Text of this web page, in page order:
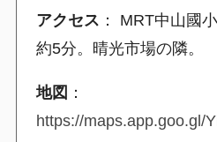
アクセス ： MRT中山國
約5分。晴光市場の隣。
地図 ：
https://maps.app.goo.gl/